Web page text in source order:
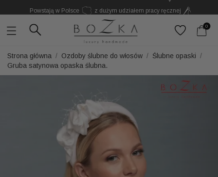
Powstają w Polsce z dużym udziałem pracy ręcznej
Twój znak rozpoznawczy. Nie kolejny dodatek 0
Strona główna Ozdoby ślubne do włosów
Ślubne opaski
Gruba satynowa opaska ślubna.